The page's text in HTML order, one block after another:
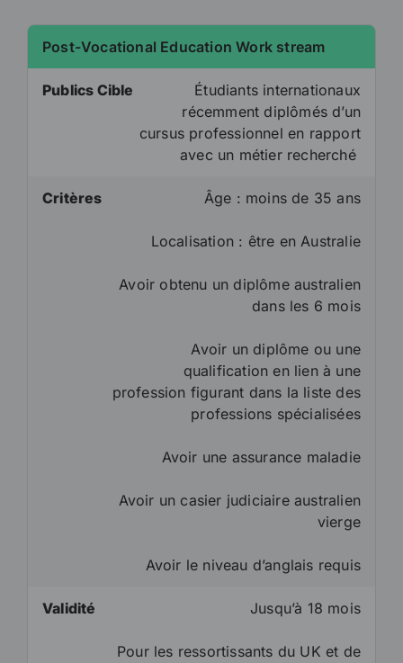
Post-Vocational Education Work stream
Publics Cible
Étudiants internationaux
récemment diplômés d’un
cursus professionnel en rapport
avec un métier recherché
Critères Âge : moins de 35 ans
Localisation : être en Australie
Avoir obtenu un diplôme australien
dans les 6 mois
Avoir un diplôme ou une
qualification en lien à une
profession figurant dans la liste des
professions spécialisées
Avoir une assurance maladie
Avoir un casier judiciaire australien
vierge
Avoir le niveau d’anglais requis
Validité Jusqu’à 18 mois
Pour les ressortissants du UK et de